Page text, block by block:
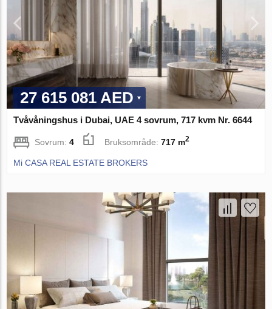
27 615 081 AED
Tvåvåningshus i Dubai, UAE 4 sovrum, 717 kvm Nr. 6644
Sovrum:4 Bruksområde:717 m2
Mi CASA REAL ESTATE BROKERS